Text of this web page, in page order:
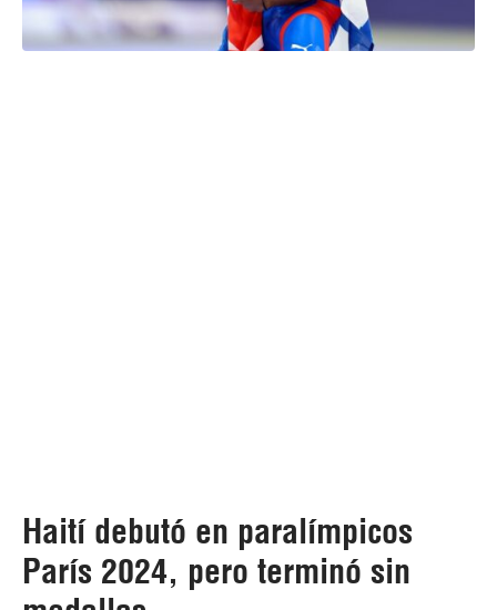
Haití debutó en paralímpicos
París 2024, pero terminó sin